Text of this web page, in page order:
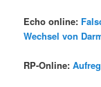
Echo online:
Wechsel von
RP-Online: